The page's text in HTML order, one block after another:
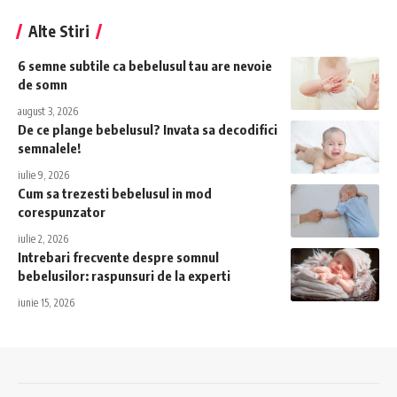
Alte Stiri
6 semne subtile ca bebelusul tau are nevoie
de somn
august 3, 2026
De ce plange bebelusul? Invata sa decodifici
semnalele!
iulie 9, 2026
Cum sa trezesti bebelusul in mod
corespunzator
iulie 2, 2026
Intrebari frecvente despre somnul
bebelusilor: raspunsuri de la experti
iunie 15, 2026